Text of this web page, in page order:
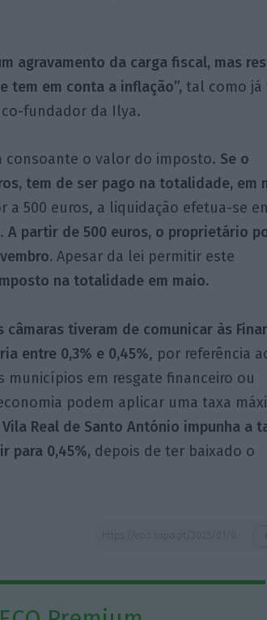
agravamento da carga fiscal, mas
tem em conta a inflação”, tal como já
co-fundador da Ilya.
consoante o valor do imposto. Se o
tem de ser pago na totalidade, em
a 500 euros, a liquidação efetua-se
A partir de 500 euros, o proprietário
Apesar da lei permitir este
na totalidade em maio.
tiveram de comunicar às
entre 0,3% e 0,45%, por referência
em resgate financeiro ou
podem aplicar uma taxa
Real de Santo António impunha a
para 0,45%, depois de ter baixado o